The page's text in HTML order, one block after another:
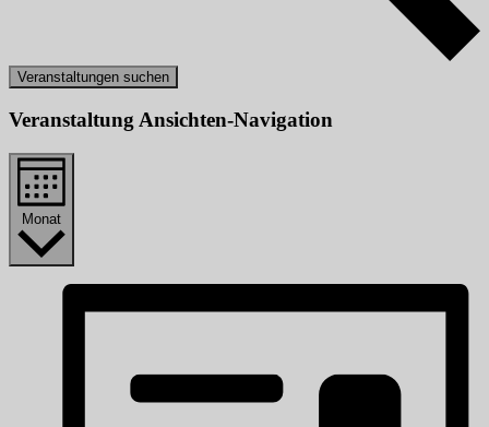
Veranstaltungen suchen
Veranstaltung Ansichten-Navigation
Monat